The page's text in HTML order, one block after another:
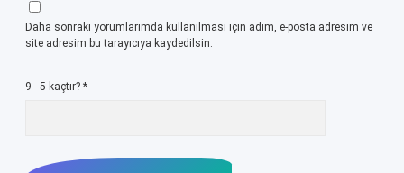
Daha sonraki yorumlarımda kullanılması için adım, e-posta adresim ve
site adresim bu tarayıcıya kaydedilsin.
9 - 5 kaçtır? *